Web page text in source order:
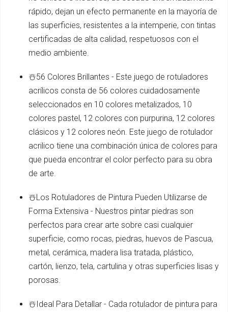
rápido, dejan un efecto permanente en la mayoría de
las superficies, resistentes a la intemperie, con tintas
certificadas de alta calidad, respetuosos con el
medio ambiente.
☃️56 Colores Brillantes - Este juego de rotuladores
acrílicos consta de 56 colores cuidadosamente
seleccionados en 10 colores metalizados, 10
colores pastel, 12 colores con purpurina, 12 colores
clásicos y 12 colores neón. Este juego de rotulador
acrilico tiene una combinación única de colores para
que pueda encontrar el color perfecto para su obra
de arte.
☃️Los Rotuladores de Pintura Pueden Utilizarse de
Forma Extensiva - Nuestros pintar piedras son
perfectos para crear arte sobre casi cualquier
superficie, como rocas, piedras, huevos de Pascua,
metal, cerámica, madera lisa tratada, plástico,
cartón, lienzo, tela, cartulina y otras superficies lisas y
porosas.
☃️Ideal Para Detallar - Cada rotulador de pintura para